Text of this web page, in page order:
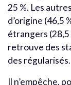
25 %. Les
d’origine (46,5
étrangers
retrouve des
des régularisés.
Il n’empêche,